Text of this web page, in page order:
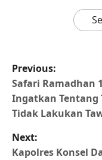
Previous:
Safari Ramadhan
Ingatkan Tentang
Tidak Lakukan
Next:
Kapolres Konsel